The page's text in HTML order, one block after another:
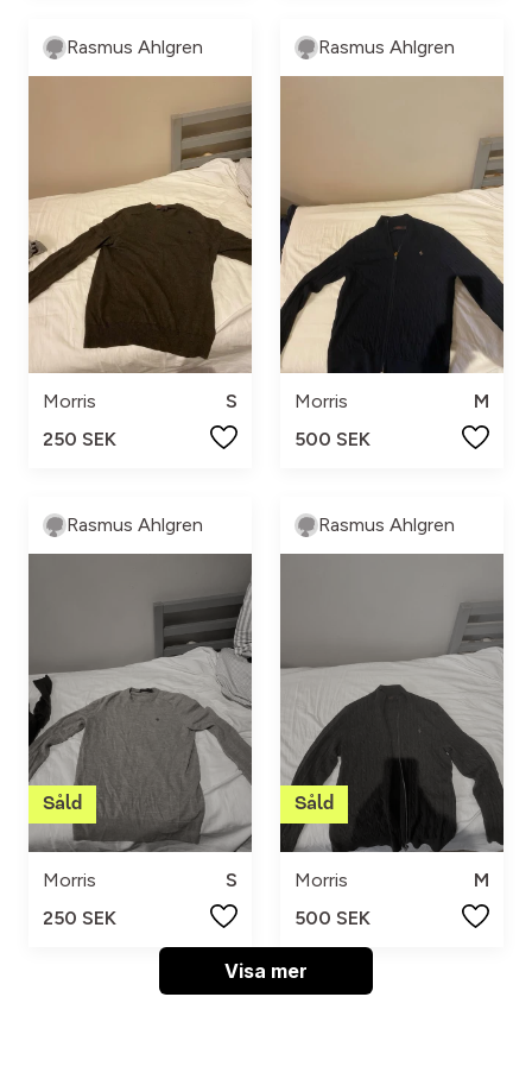
Rasmus Ahlgren
Morris
S
250 SEK
Rasmus Ahlgren
Morris
M
500 SEK
Rasmus Ahlgren
Morris
S
250 SEK
Rasmus Ahlgren
Morris
M
500 SEK
Visa mer